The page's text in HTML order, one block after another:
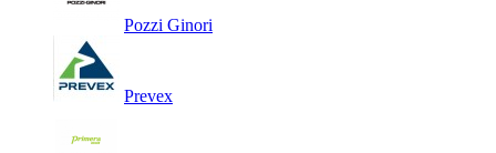
Pozzi Ginori
Prevex